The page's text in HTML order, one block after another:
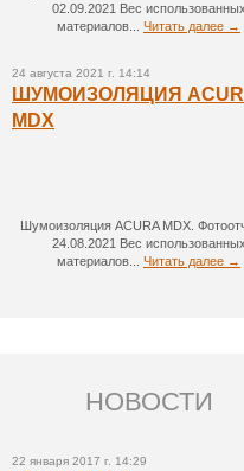
02.09.2021 Вес использованных
материалов... Читать далее →
24 августа 2021 г. 14:14
ШУМОИЗОЛЯЦИЯ
MDX
Шумоизоляция ACURA MDX.
24.08.2021 Вес использованных
материалов... Читать далее →
НОВОСТИ
22 января 2017 г. 14:29